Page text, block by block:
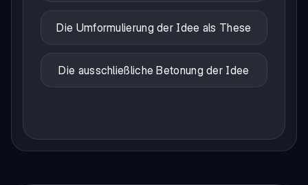
Die Umformulierung der Idee als These
Die ausschließliche Betonung der Idee